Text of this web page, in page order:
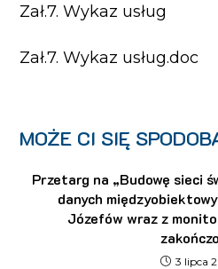
Zał.7. Wykaz usług
Zał.7. Wykaz usług.doc
MOŻE CI SIĘ
Przetarg na „Budowę sieci
danych
Józefów wraz z
3 lipca